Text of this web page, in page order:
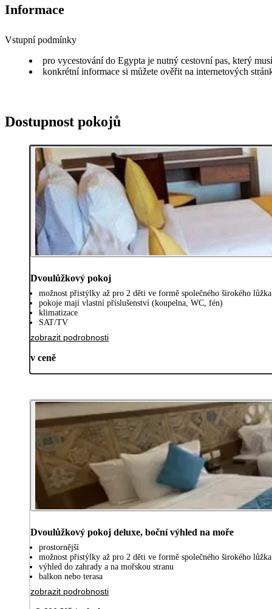
Informace
Vstupní podmínky
pro vycestování do Egypta je nutný cestovní pas, který
konkrétní informace si můžete ověřit na internetových
Dostupnost pokojů
Dvoulůžkový pokoj
možnost přistýlky až pro 2 děti ve formě společného širokého lůžka
pokoje mají vlastní příslušenství (koupelna, WC, fén)
klimatizace
SAT/TV
zobrazit podrobnosti
v ceně
Dvoulůžkový pokoj deluxe, boční výhled na moře
prostornější
možnost přistýlky až pro 2 děti ve formě společného širokého lůžka
výhled do zahrady a na mořskou stranu
balkon nebo terasa
zobrazit podrobnosti